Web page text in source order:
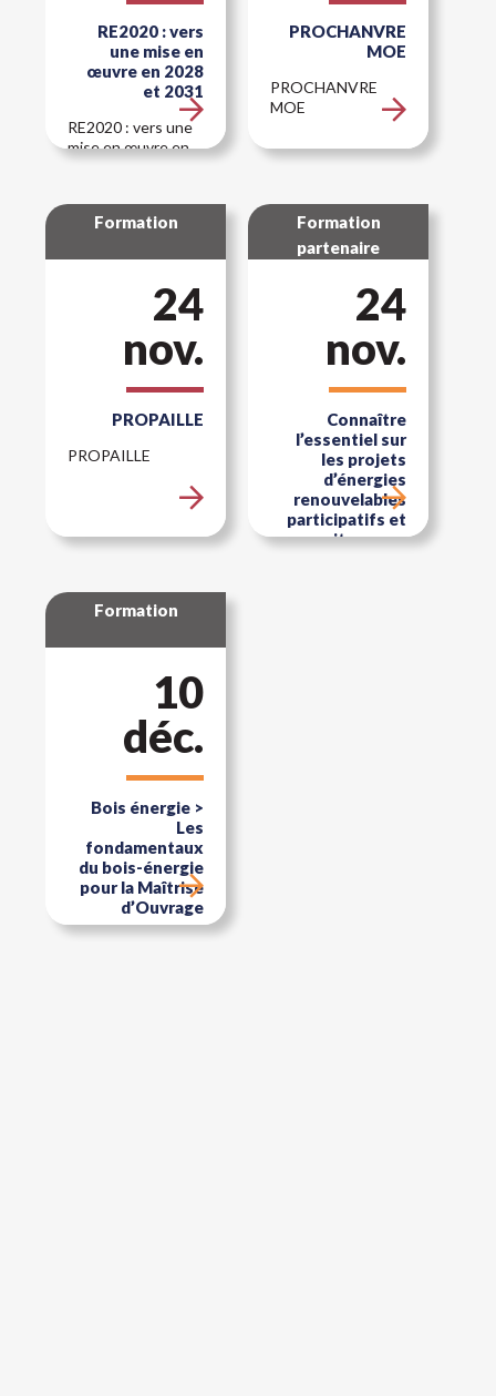
RE2020 : vers
une mise en
œuvre en 2028
et 2031
RE2020 : vers une
mise en œuvre en
PROCHANVRE
MOE
PROCHANVRE
MOE
Formation
24
nov.
PROPAILLE
PROPAILLE
Formation
partenaire
24
nov.
Connaître
l’essentiel sur
les projets
d’énergies
renouvelables
participatifs et
citoyens –
Formation
10
déc.
Bois énergie >
Les
fondamentaux
du bois-énergie
pour la Maîtrise
d’Ouvrage